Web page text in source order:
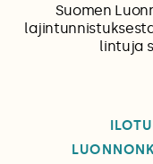
Suomen
lintuja